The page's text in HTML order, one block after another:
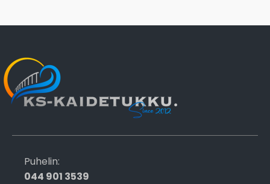
Puhelin:
044 901 3539